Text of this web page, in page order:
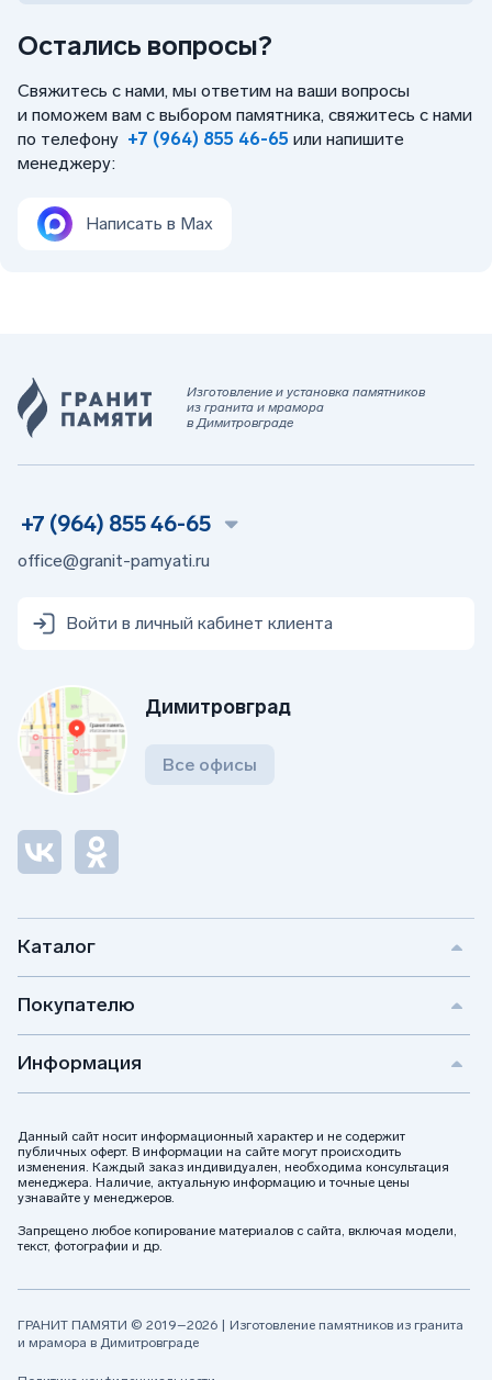
Остались вопросы?
Свяжитесь с нами, мы ответим на ваши вопросы
и поможем вам с выбором памятника, свяжитесь с нами
по телефону +7 (964) 855 46-65 или напишите
менеджеру:
Написать в Max
Изготовление и установка памятников
из гранита и мрамора
в Димитровграде
Каталог
Покупателю
Информация
Данный сайт носит информационный характер и не содержит
публичных оферт. В информации на сайте могут происходить
изменения. Каждый заказ индивидуален, необходима консультация
менеджера. Наличие, актуальную информацию и точные цены
узнавайте у менеджеров.
Запрещено любое копирование материалов с сайта, включая модели,
текст, фотографии и др.
+7 (964) 855 46-65
office@granit-pamyati.ru
Войти в личный кабинет клиента
Димитровград
Все офисы
ГРАНИТ ПАМЯТИ © 2019–2026 | Изготовление памятников из гранита
и мрамора в Димитровграде